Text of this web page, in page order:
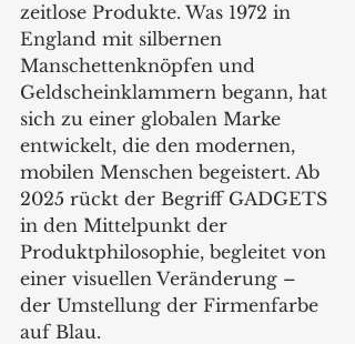
zeitlose Produkte. Was 1972 in
England mit silbernen
Manschettenknöpfen und
Geldscheinklammern begann, hat
sich zu einer globalen Marke
entwickelt, die den modernen,
mobilen Menschen begeistert. Ab
2025 rückt der Begriff GADGETS
in den Mittelpunkt der
Produktphilosophie, begleitet von
einer visuellen Veränderung –
der Umstellung der Firmenfarbe
auf Blau.